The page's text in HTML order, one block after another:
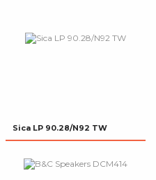
Sica LP 90.28/N92 TW